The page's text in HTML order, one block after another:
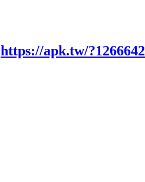
https://apk.tw/?1266642